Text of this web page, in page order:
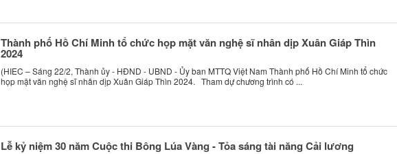
Thành phố Hồ Chí Minh tổ chức họp mặt văn nghệ sĩ nhân dịp Xuân Giáp Thìn
2024
(HIEC – Sáng 22/2, Thành ủy - HĐND - UBND - Ủy ban MTTQ Việt Nam Thành phố Hồ Chí Minh tổ chức
họp mặt văn nghệ sĩ nhân dịp Xuân Giáp Thìn 2024. Tham dự chương trình có ...
Lễ kỷ niệm 30 năm Cuộc thi Bông Lúa Vàng - Tỏa sáng tài năng Cải lương